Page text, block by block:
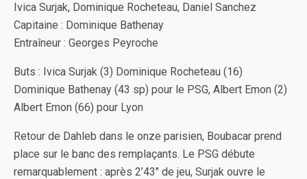
Ivica Surjak, Dominique Rocheteau, Daniel Sanchez
Capitaine : Dominique Bathenay
Entraîneur : Georges Peyroche
Buts : Ivica Surjak (3) Dominique Rocheteau (16)
Dominique Bathenay (43 sp) pour le PSG, Albert Emon (2)
Albert Emon (66) pour Lyon
Retour de Dahleb dans le onze parisien, Boubacar prend
place sur le banc des remplaçants. Le PSG débute
remarquablement : après 2’43″ de jeu, Surjak ouvre le